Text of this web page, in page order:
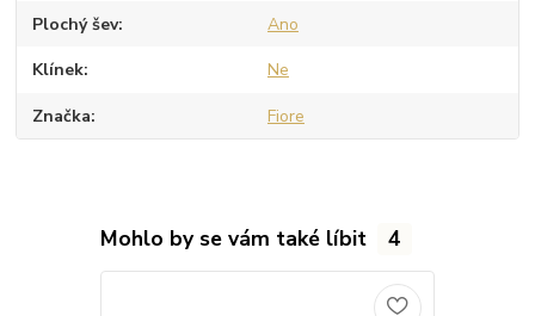
Plochý šev Ano
Klínek Ne
Značka Fiore
Mohlo by se vám také líbit 4